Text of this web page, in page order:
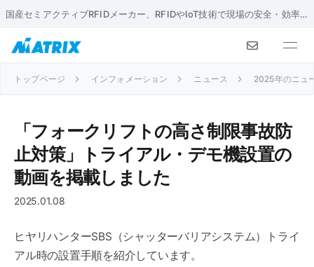
国産セミアクティブRFIDメーカー、RFIDやIoT技術で現場の安全・効率化を実現
トップページ インフォメーション ニュース 2025年のニュ
「フォークリフトの高さ制限事故防
止対策」トライアル・デモ機設置の
動画を掲載しました
2025.01.08
ヒヤリハンターSBS（シャッターバリアシステム）トライ
アル時の設置手順を紹介しています。